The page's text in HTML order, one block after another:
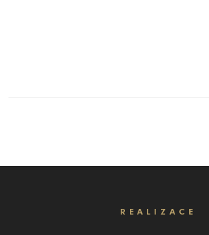
REALIZACE